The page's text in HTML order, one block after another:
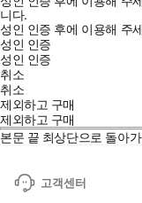
니다.
성인 인증 후에 이용해 주
성인 인증
성인 인증
취소
취소
제외하고 구매
제외하고 구매
본문 끝 최상단으로 돌아
고객센터